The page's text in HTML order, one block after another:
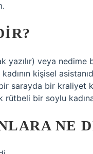
yazılır) veya
kişisel
sarayda bir kraliyet
rütbeli bir soylu
NE